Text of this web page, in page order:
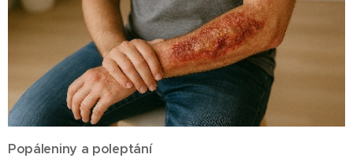
Popáleniny a poleptání